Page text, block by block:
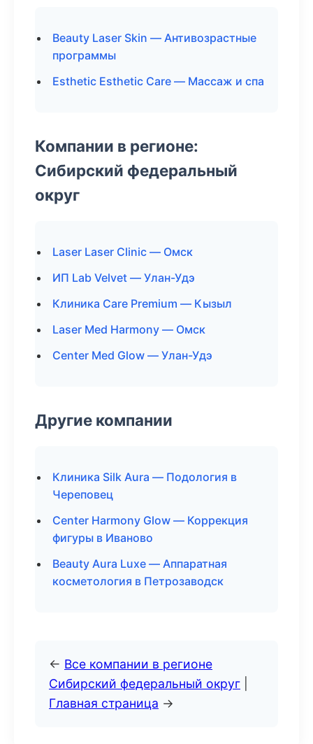
Beauty Laser Skin — Антивозрастные
программы
Esthetic Esthetic Care — Массаж и спа
Компании в регионе:
Сибирский федеральный
округ
Laser Laser Clinic — Омск
ИП Lab Velvet — Улан-Удэ
Клиника Care Premium — Кызыл
Laser Med Harmony — Омск
Center Med Glow — Улан-Удэ
Другие компании
Клиника Silk Aura — Подология в
Череповец
Center Harmony Glow — Коррекция
фигуры в Иваново
Beauty Aura Luxe — Аппаратная
косметология в Петрозаводск
← Все компании в регионе
Сибирский федеральный округ
Главная страница →